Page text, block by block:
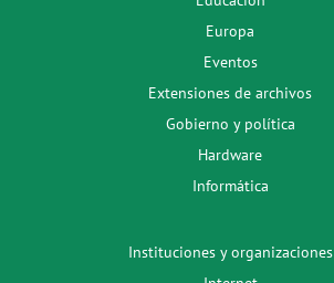
Europa
Eventos
Extensiones de archivos
Gobierno y política
Hardware
Informática
Instituciones y organizaciones